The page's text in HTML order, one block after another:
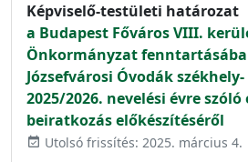
Képviselő-testületi határozat
a Budapest Főváros VIII.
Önkormányzat
Józsefvárosi Óvodák
2025/2026. nevelési évre szóló
beiratkozás előkészítéséről
event_available Utolsó frissítés: 2025. március 4.